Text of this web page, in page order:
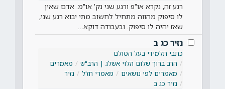
רגע זה, נקרא או"פ ורגע שני נק' או"מ. אדם שאין
לו סיפוק מהווה מתחיל לחשוב מתי יבוא רגע שני,
שאז יהיה לו סיפוק. ובעבודה דוקא…
נזיר כג ב
כתבי תלמידי בעל הסולם
הרב ברוך שלום הלוי אשלג | הרב"ש
מאמרים
מאמרים לפי נושאים
מאמרי חז'ל
נזיר
נזיר כג ב